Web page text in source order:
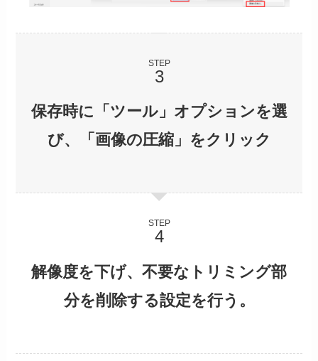
STEP
保存時に「ツール」オプションを選
び、「画像の圧縮」をクリック
STEP
解像度を下げ、不要なトリミング部
分を削除する設定を行う。